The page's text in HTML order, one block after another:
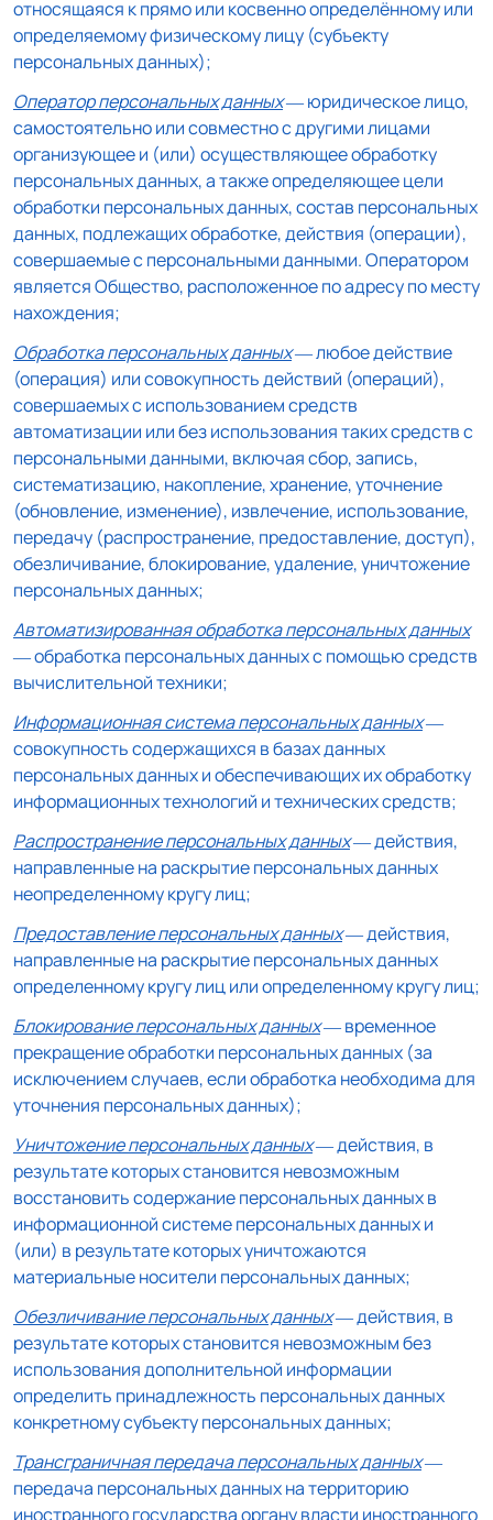
относящаяся к прямо или косвенно определённому или
определяемому физическому лицу (субъекту
персональных данных);
Оператор персональных данных— юридическое лицо,
самостоятельно или совместно с другими лицами
организующее и (или) осуществляющее обработку
персональных данных, а также определяющее цели
обработки персональных данных, состав персональных
данных, подлежащих обработке, действия (операции),
совершаемые с персональными данными. Оператором
является Общество, расположенное по адресу по месту
нахождения;
Обработка персональных данных— любое действие
(операция) или совокупность действий (операций),
совершаемых с использованием средств
автоматизации или без использования таких средств с
персональными данными, включая сбор, запись,
систематизацию, накопление, хранение, уточнение
(обновление, изменение), извлечение, использование,
передачу (распространение, предоставление, доступ),
обезличивание, блокирование, удаление, уничтожение
персональных данных;
Автоматизированная обработка персональных данных
— обработка персональных данных с помощью средств
вычислительной техники;
Информационная система персональных данных—
совокупность содержащихся в базах данных
персональных данных и обеспечивающих их обработку
информационных технологий и технических средств;
Распространение персональных данных— действия,
направленные на раскрытие персональных данных
неопределенному кругу лиц;
Предоставление персональных данных— действия,
направленные на раскрытие персональных данных
определенному кругу лиц или определенному кругу лиц;
Блокирование персональных данных— временное
прекращение обработки персональных данных (за
исключением случаев, если обработка необходима для
уточнения персональных данных);
Уничтожение персональных данных— действия, в
результате которых становится невозможным
восстановить содержание персональных данных в
информационной системе персональных данных и
(или) в результате которых уничтожаются
материальные носители персональных данных;
Обезличивание персональных данных— действия, в
результате которых становится невозможным без
использования дополнительной информации
определить принадлежность персональных данных
конкретному субъекту персональных данных;
Трансграничная передача персональных данных—
передача персональных данных на территорию
иностранного государства органу власти иностранного